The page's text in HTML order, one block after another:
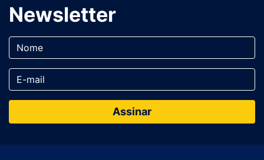
Newsletter